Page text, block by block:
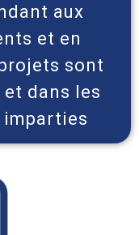
aux
et en
sont
dans les